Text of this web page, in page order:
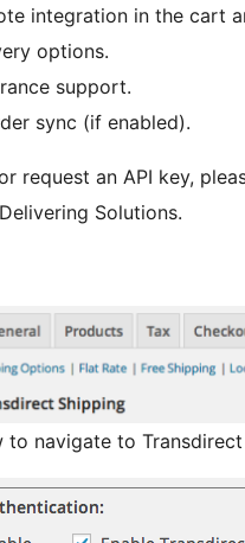
integration in the cart
options.
support.
sync (if enabled).
request an API key,
Solutions.
to navigate to